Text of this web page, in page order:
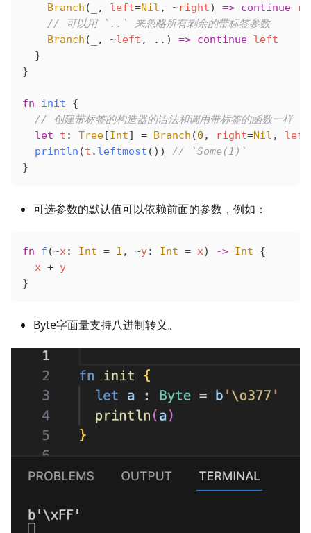
    Branch
( , left=Nil , ~right) => continue
    // 可以用 `..` 来忽略所有剩余的带标签参数
    Branch
( , ~left , ..) => continue left
  }
}
fn init {
  // 创建带标签的构造器的语法和调用带标签的函数一样
  let
t : Tree[Int] = Branch (0 , right=Nil , left
  println
(t . leftmost ()) // `Some(1)`
}
可选参数的默认值可以依赖前面的参数，例如：
fn f (~x: Int = 1 , ~y: Int = x) -> Int {
  x
+ y
}
Byte字面量支持八进制转义。